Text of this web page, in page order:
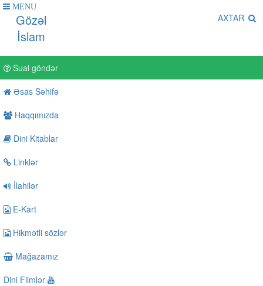
MENU
Gözəl
İslam
AXTAR
Sual göndər
Əsas Səhifə
Haqqımızda
Dini Kitablar
Linklər
İlahilər
E-Kart
Hikmətli sözlər
Mağazamız
Dini Filmlər